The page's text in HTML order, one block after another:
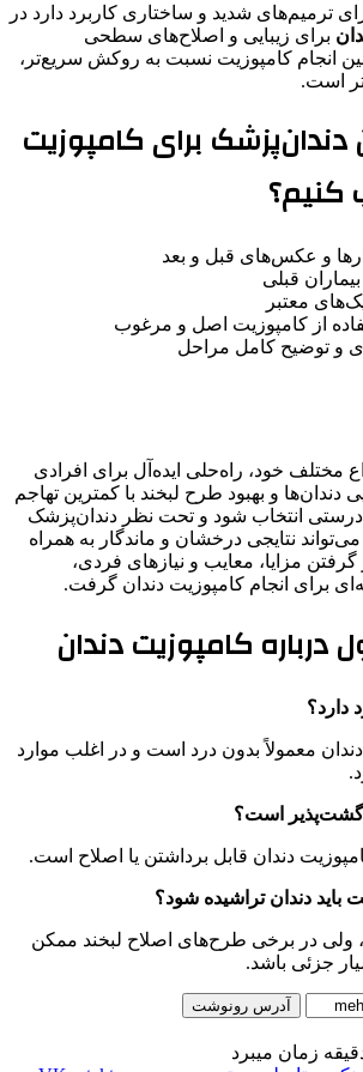
ترمیم‌های شدید و ساختاری کاربرد دارد در
برای زیبایی و اصلاح‌های سطحی
انجام کامپوزیت نسبت به روکش سریع‌تر،
است.
برای کامپوزیت
کنیم؟
و عکس‌های قبل و بعد
قبلی
معتبر
از کامپوزیت اصل و مرغوب
و توضیح کامل مراحل
مختلف خود، راه‌حلی ایده‌آل برای افرادی
دندان‌ها و بهبود طرح لبخند با کمترین تهاجم
انتخاب شود و تحت نظر دندان‌پزشک
نتایجی درخشان و ماندگار به همراه
مزایا، معایب و نیازهای فردی،
برای انجام کامپوزیت دندان گرفت.
درباره کامپوزیت دندان
دارد؟
معمولاً بدون درد است و در اغلب موارد
است؟
دندان قابل برداشتن یا اصلاح است.
باید دندان تراشیده شود؟
ولی در برخی طرح‌های اصلاح لبخند ممکن
جزئی باشد.
آدرس رونوشت